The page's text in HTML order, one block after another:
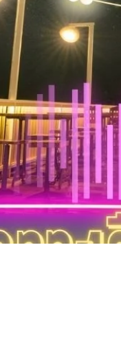
Jing Chongwiwat
23 มิ.ย. 2568
งาน และ กิจกรร
อัพเดทข่าวสารงานประจ
และกิจกรรมสำคัญต่างๆ ก
สีเสียง การขายสินค้าท้อง
ขนบธรรมเนียมและวัฒนธ